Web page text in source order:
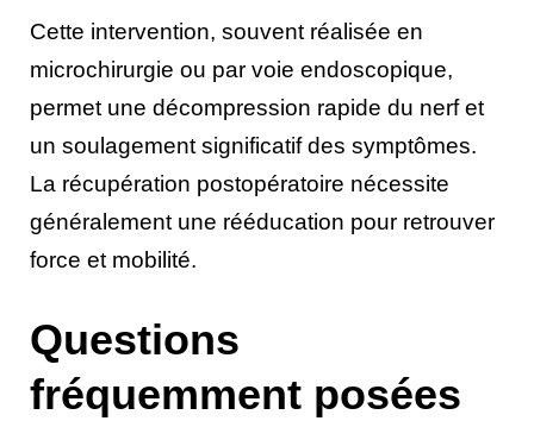
Cette intervention, souvent réalisée en
microchirurgie ou par voie endoscopique,
permet une décompression rapide du nerf et
un soulagement significatif des symptômes.
La récupération postopératoire nécessite
généralement une rééducation pour retrouver
force et mobilité.
Questions
fréquemment posées